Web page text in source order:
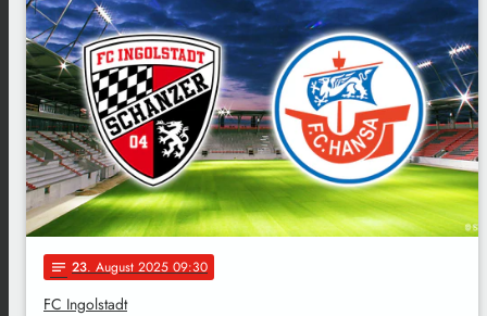
notes 23. August 2025 09:30
FC Ingolstadt